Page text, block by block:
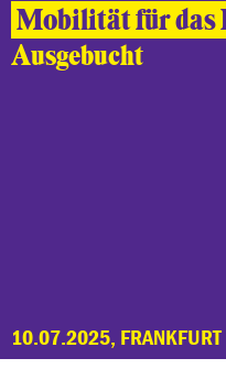
Mobilität für das
Ausgebucht
10.07.2025, FRANKFURT